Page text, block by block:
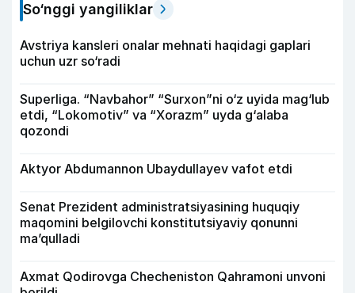
So‘nggi yangiliklar
Avstriya kansleri onalar mehnati haqidagi gaplari
uchun uzr so‘radi
Superliga. “Navbahor” “Surxon”ni o‘z uyida mag‘lub
etdi, “Lokomotiv” va “Xorazm” uyda g‘alaba
qozondi
Aktyor Abdu­mannon Ubaydullayev vafot etdi
Senat Prezident administratsiyasining huquqiy
maqomini belgilovchi konstitutsiyaviy qonunni
ma’qulladi
Axmat Qodirovga Checheniston Qahramoni unvoni